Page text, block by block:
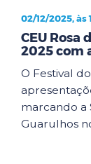
02/12/2025, às
CEU Rosa
2025 com
O Festival
marcando a
Guarulhos